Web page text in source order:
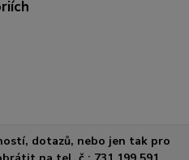
dotazů, nebo jen tak pro